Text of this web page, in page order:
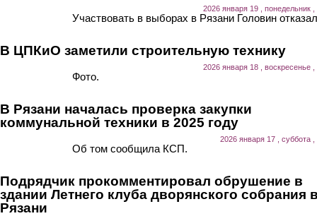
2026 января 19 , понедельник ,
Участвовать в выборах в Рязани Головин
В ЦПКиО заметили строительную технику
2026 января 18 , воскресенье ,
Фото.
В Рязани началась проверка закупки
коммунальной техники в 2025 году
2026 января 17 , суббота ,
Об том сообщила КСП.
Подрядчик прокомментировал обрушение в
здании Летнего клуба дворянского собрания
Рязани